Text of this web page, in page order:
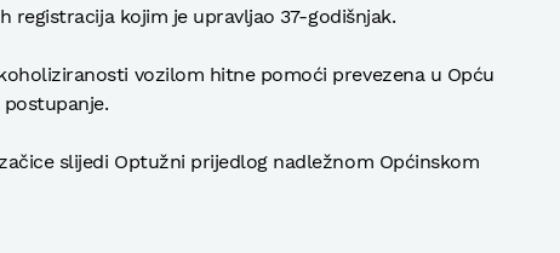
registracija kojim je upravljao 37-godišnjak.
vozilom hitne pomoći prevezena u Opću
slijedi Optužni prijedlog nadležnom Općinskom